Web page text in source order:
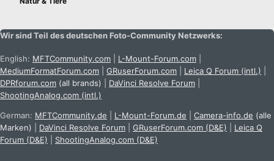
Wir sind Teil des deutschen Foto-Community Netzwerks:
English: MFTCommunity.com L-Mount-Forum.com
MediumFormatForum.com
GRuserForum.com Leica Q Forum (intl.)
DPRforum.com (all brands) DaVinci Resolve Forum
ShootingAnalog.com (intl.)
German: MFTCommunity.de L-Mount-Forum.de Camera-info.de (alle
Marken)
DaVinci Resolve Forum GRuserForum.com (D&E)
Leica Q
Forum (D&E)
ShootingAnalog.com (D&E)